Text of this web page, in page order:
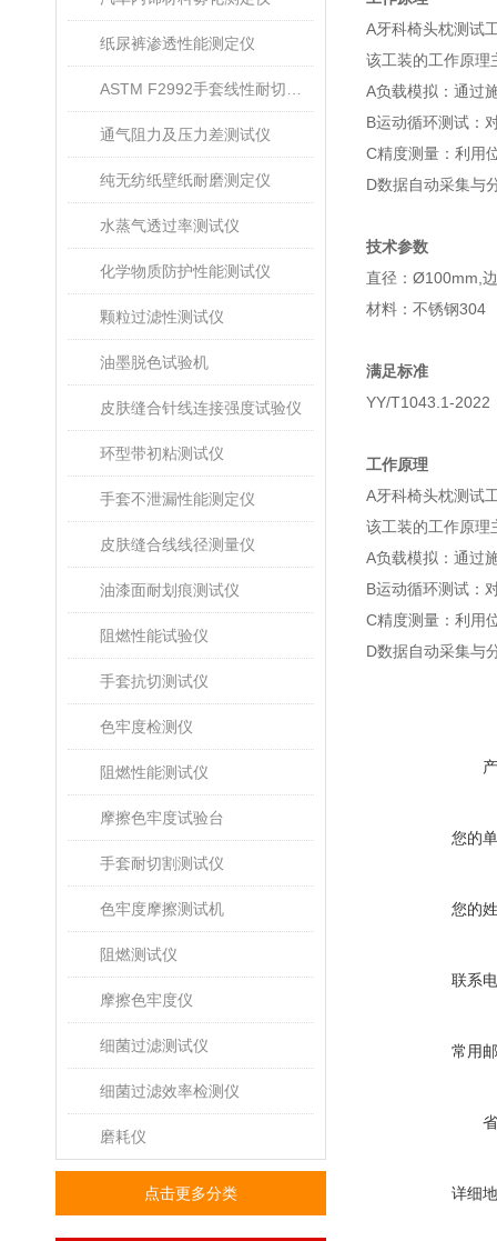
纸尿裤渗透性能测定仪
通气阻力及压力差测试仪
纯无纺纸壁纸耐磨测定仪
水蒸气透过率测试仪
化学物质防护性能测试仪
颗粒过滤性测试仪
油墨脱色试验机
皮肤缝合针线连接强度试验仪
环型带初粘测试仪
手套不泄漏性能测定仪
皮肤缝合线线径测量仪
油漆面耐划痕测试仪
阻燃性能试验仪
手套抗切测试仪
色牢度检测仪
阻燃性能测试仪
摩擦色牢度试验台
手套耐切割测试仪
色牢度摩擦测试机
阻燃测试仪
摩擦色牢度仪
细菌过滤测试仪
细菌过滤效率检测仪
磨耗仪
点击更多分类
A牙科椅头枕测试
该工装的工作原理
A负载模拟‌：通过
B运动循环测试‌：
C精度测量‌：利用
D数据自动采集与
技术参数
直径：Ø100mm,
材料：不锈钢304
满足标准
YY/T1043.1-2022
工作原理
A牙科椅头枕测试
该工装的工作原理
A负载模拟‌：通过
B运动循环测试‌：
C精度测量‌：利用
D数据自动采集与
您的
您的
联系
常用
详细